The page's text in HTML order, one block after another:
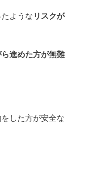
ような リスクが
進めた方が無難
した方が安全な